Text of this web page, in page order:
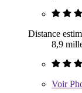
Distance
8,9
Voir